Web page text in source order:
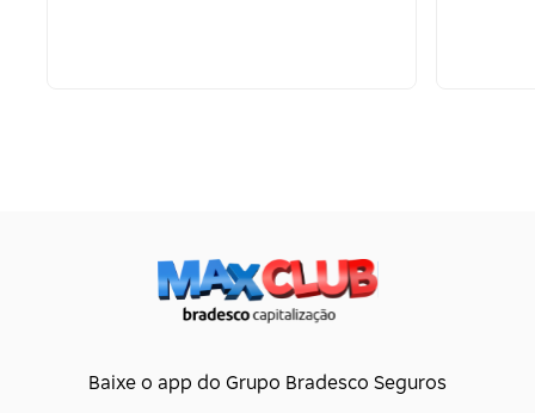
Baixe o app do Grupo Bradesco Seguros